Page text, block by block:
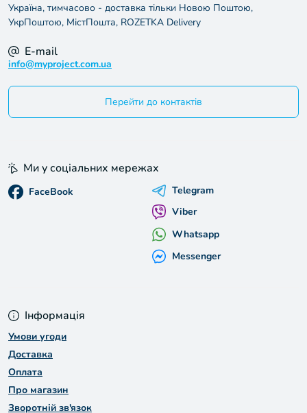
Україна, тимчасово - доставка тільки Новою Поштою,
УкрПоштою, МістПошта, ROZETKA Delivery
E-mail
info@myproject.com.ua
Перейти до контактів
Інформація
Умови угоди
Доставка
Оплата
Про магазин
Зворотній зв'язок
Ми у соціальних мережах
FaceBook
Telegram
Viber
Whatsapp
Messenger